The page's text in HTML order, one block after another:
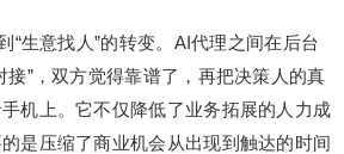
“生意找人”的转变。AI代理之间在后台
接”，双方觉得靠谱了，再把决策人的真
机上。它不仅降低了业务拓展的人力成
是压缩了商业机会从出现到触达的时间